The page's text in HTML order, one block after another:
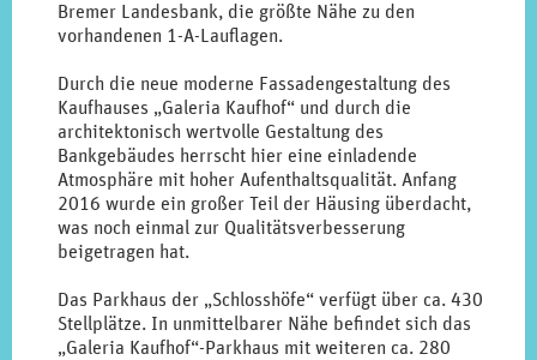
Bremer Landesbank, die größte Nähe zu den
vorhandenen 1-A-Lauflagen.
Durch die neue moderne Fassadengestaltung des
Kaufhauses „Galeria Kaufhof“ und durch die
architektonisch wertvolle Gestaltung des
Bankgebäudes herrscht hier eine einladende
Atmosphäre mit hoher Aufenthaltsqualität. Anfang
2016 wurde ein großer Teil der Häusing überdacht,
was noch einmal zur Qualitätsverbesserung
beigetragen hat.
Das Parkhaus der „Schlosshöfe“ verfügt über ca. 430
Stellplätze. In unmittelbarer Nähe befindet sich das
„Galeria Kaufhof“-Parkhaus mit weiteren ca. 280